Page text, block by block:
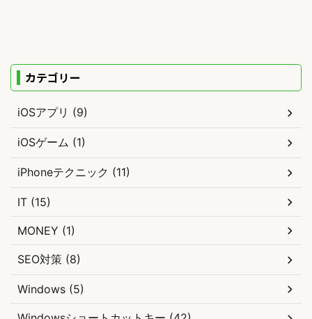
カテゴリー
iOSアプリ (9)
iOSゲーム (1)
iPhoneテクニック (11)
IT (15)
MONEY (1)
SEO対策 (8)
Windows (5)